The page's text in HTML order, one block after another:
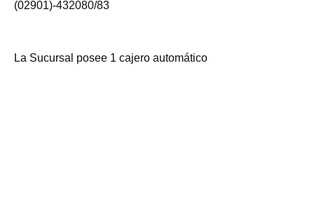
(02901)-432080/83
La Sucursal posee 1 cajero automático